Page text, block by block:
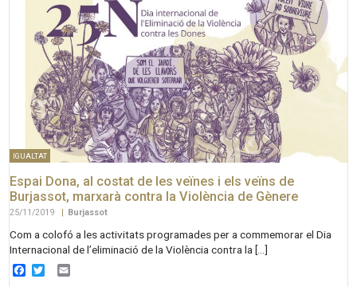
IGUALTAT
Espai Dona, al costat de les veïnes i els veïns de
Burjassot, marxarà contra la Violència de Gènere
25/11/2019 | Burjassot
Com a colofó a les activitats programades per a commemorar el Dia
Internacional de l’eliminació de la Violència contra la […]
Facebook
Twitter